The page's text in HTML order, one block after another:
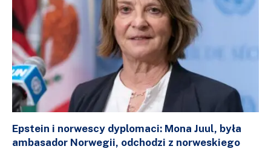
Epstein i norwescy dyplomaci: Mona Juul, była
ambasador Norwegii, odchodzi z norweskiego